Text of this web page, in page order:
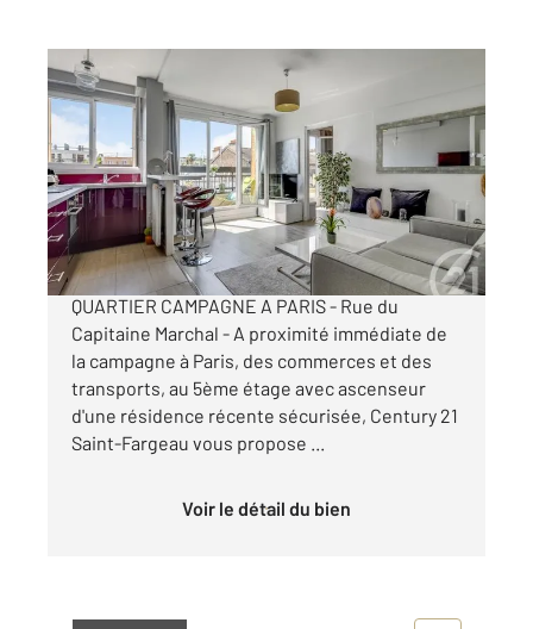
PARIS 75020
36 m2, 2 pièces
Ref : 10355
Appartement F2 à vendre
365 000 €
ENSOLEILLE, CALME, VUE DEGAGEE
QUARTIER CAMPAGNE A PARIS - Rue du
Capitaine Marchal - A proximité immédiate de
la campagne à Paris, des commerces et des
transports, au 5ème étage avec ascenseur
d'une résidence récente sécurisée, Century 21
Saint-Fargeau vous propose ...
Voir le détail du bien